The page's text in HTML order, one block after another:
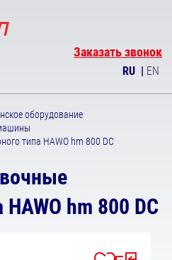
Заказать звонок
RU | EN
оборудование
типа HAWO hm 800 DC
hm 800 DC